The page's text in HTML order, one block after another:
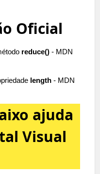
Oficial
reduce() - MDN
length - MDN
ajuda
Visual